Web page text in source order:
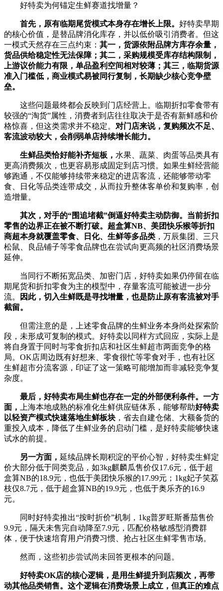
好特卖为何锚定生鲜赛道找增量？
首先，原有临期尾货模式本身存在增长上限。 好特卖早期
的核心价值，是替品牌消化库存，并以低价吸引消费者。但这
一模式天然存在三点约束： 其一，货源依附品牌方库存余量，
货品供给稳定性无法保障； 其二，采购规模受库存结构限制，
上游议价能力有限，单品盈利空间相对较薄； 其三，临期货源
准入门槛低，商业模式易被同行复制，长期缺少核心竞争壁
垒。
这些问题最终都会反映到门店经营上。临期折扣零食带有
较强的“淘货”属性，消费者到店往往取决于是否有新鲜感和价
格惊喜，但这类需求并不稳定。 对门店来说，复购频次不足、
客流波动较大，会削弱单店持续增长能力。
生鲜品类恰好能补齐短板， 水果、蔬菜、肉蛋等品类具有
更高消费频次，也更容易形成固定到店习惯。如果生鲜经营能
够跑通，不仅能够持续带来稳定的进店客流，还能够带动零
食、日化等品类连带成交，从而拉升整体客单价和复购率，创
造增量。
其次，对手的“围追堵截”倒逼好特卖主动防御。当前折扣
零售的边界正在被不断打破。超盒算NB、美团快乐猴等折扣
商超本身就覆盖零食、日化、生鲜等多品类 ，万辰集团、三只
松鼠、良品铺子等零食品牌也在尝试向更高频的社区消费场景
延伸。
当同行不断拓宽品类、加密门店，好特卖如果仍停留在临
期尾货和折扣零食为主的模型中，存量客流可能被进一步分
流。
因此，切入生鲜既是寻找增量，也是防止原有客流被对手
截留。
但需注意的是，上述零食品牌的生鲜业务本身尚处探索阶
段，未形成可复制的模式。好特卖以同样方式回应，实际上是
将自身置于同时与零食折扣店和社区生鲜超市两面竞争的格
局。OK店周边既有好想来、零食很忙等零食对手，也有社区
生鲜超市分流客源，印证了这一策略可能增加而非减轻竞争复
杂度。
最后，好特卖布局生鲜也存在一定的外部便利条件。一方
面，
上海本地成熟的标准化生鲜供应链体系，能够帮助好特卖
以轻资产模式快速落地生鲜板块 ，省去自建仓储、大额备货的
重投入成本，降低了生鲜业务的启动门槛，是好特卖能够快速
试水的前提。
另一方面， 延续品牌长期积淀的平价心智，好特卖生鲜定
价大部分低于同类竞品，如3kg麒麟瓜售价仅17.6元，低于超
盒算NB的18.9元，也低于美团快乐猴的17.99元；1kg妃子笑荔
枝仅8.7元，低于超盒算NB的19.9元，也低于奥乐齐的16.9
元。
同时好特卖推出“按时折价”机制，1kg普罗旺斯番茄售价
9.9元，隔天未售完自动降至7.9元，匹配价格敏感型消费群
体，便于快速培育用户消费习惯、抢占社区生鲜零售市场。
然而，这些初步尝试尚未回答更根本的问题。
好特卖OK店的核心逻辑，是用生鲜提升到店频次，再带
动其他品类销售。这个逻辑在消费场景上成立，但真正的难点